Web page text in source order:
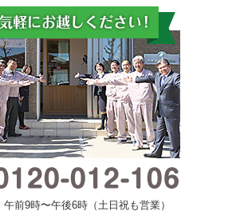
午前9時〜午後6時（土日祝も営業）